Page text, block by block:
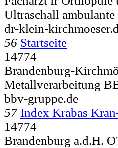
Ultraschall
dr-klein-
56 Startseite
14774
Brandenburg-
Metallverarbeitung
bbv-gruppe.de
57 Index Krabas
14774
Brandenburg a.d.H.